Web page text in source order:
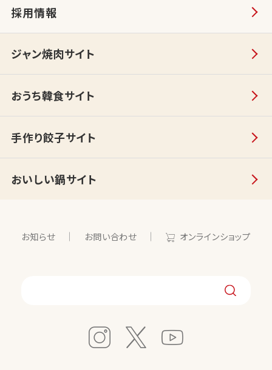
採用情報
ジャン焼肉サイト
おうち韓食サイト
手作り餃子サイト
おいしい鍋サイト
お知らせ お問い合わせ オンラインショップ